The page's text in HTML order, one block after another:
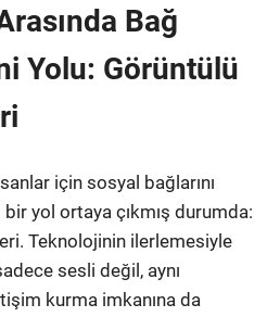
Bağ
Yolu: Görüntülü
için sosyal bağlarını
yol ortaya çıkmış durumda:
Teknolojinin ilerlemesiyle
sesli değil, aynı
kurma imkanına da